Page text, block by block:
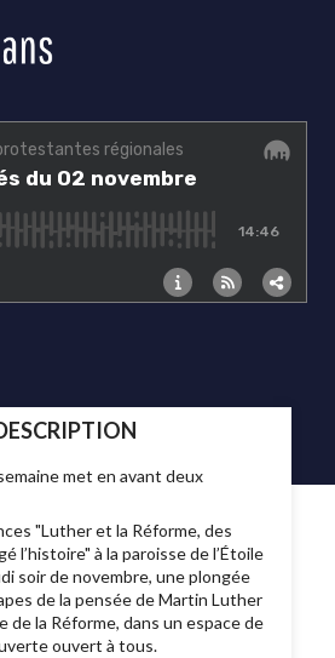
met en avant deux
"Luther et la Réforme, des
l’histoire" à la paroisse de l’Étoile
soir de novembre, une plongée
de la pensée de Martin Luther
de la Réforme, dans un espace de
ouvert à tous.